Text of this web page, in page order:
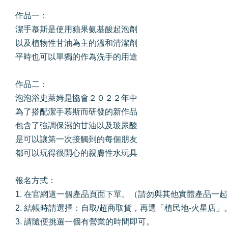
作品一：
潔手慕斯是使用蘋果氨基酸起泡劑
以及植物性甘油為主的溫和清潔劑
平時也可以單獨的作為洗手的用途
作品二：
泡泡浴史萊姆是協會２０２２年中
為了搭配潔手慕斯而研發的新作品
包含了強調保濕的甘油以及玻尿酸
是可以讓第一次接觸到的每個朋友
都可以玩得很開心的親膚性水玩具
報名方式：
1. 在官網這一個產品頁面下單。（請勿與其他實體產品一起
2. 結帳時請選擇：自取/超商取貨，再選「植民地-火星店」。
3. 請隨便挑選一個有營業的時間即可。